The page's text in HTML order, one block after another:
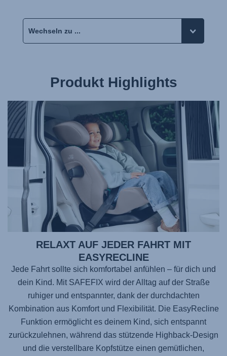
Produkt Highlights
RELAXT AUF JEDER FAHRT MIT
EASYRECLINE
Jede Fahrt sollte sich komfortabel anfühlen – für dich und
dein Kind. Mit SAFEFIX wird der Alltag auf der Straße
ruhiger und entspannter, dank der durchdachten
Kombination aus Komfort und Flexibilität. Die EasyRecline
Funktion ermöglicht es deinem Kind, sich entspannt
zurückzulehnen, während das stützende Highback-Design
und die verstellbare Kopfstütze einen gemütlichen,